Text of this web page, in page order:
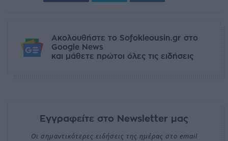
Ακολουθήστε το Sofokleousin.gr στο
Google News
και μάθετε πρώτοι όλες τις ειδήσεις
Εγγραφείτε στο Newsletter μας
Οι σημαντικότερες ειδήσεις της ημέρας στο email